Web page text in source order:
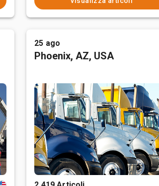
25 ago
Phoenix, AZ, USA